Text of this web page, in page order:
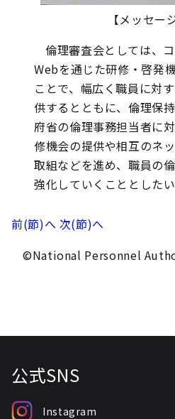
【メッセー
倫理審査会としては、
Webを通じた研修・啓発
ことで、幅広く職員に対
供するとともに、倫理保
府省の倫理事務担当者に
修機会の提供や相互のネ
取組などを進め、職員の
強化していくこととしたい
前(節)へ 次(節)へ
©National Personnel
公式SNS
Instagram